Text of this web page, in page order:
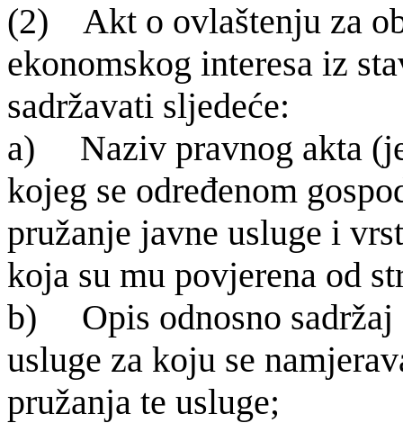
(2) Akt o ovlaštenju za
ekonom­skog interesa iz
sadržavati sljedeće:
a) Naziv pravnog akta
kojeg se određenom
pružanje javne usluge i
koja su mu povjerena od
b) Opis odnosno sadržaj
usluge za koju se
pružanja te usluge;